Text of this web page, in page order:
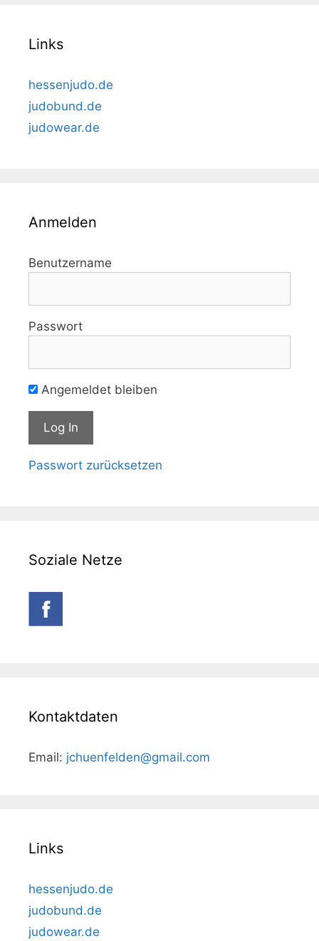
Links
hessenjudo.de
judobund.de
judowear.de
Anmelden
Benutzername
Passwort
Angemeldet bleiben
Passwort zurücksetzen
Soziale Netze
Kontaktdaten
Email: jchuenfelden@gmail.com
Links
hessenjudo.de
judobund.de
judowear.de